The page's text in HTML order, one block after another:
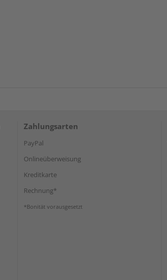
Zahlungsarten
PayPal
Onlineüberweisung
Kreditkarte
Rechnung*
*Bonität vorausgesetzt